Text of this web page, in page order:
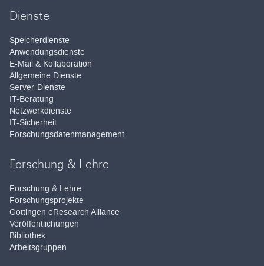
Dienste
Speicherdienste
Anwendungsdienste
E-Mail & Kollaboration
Allgemeine Dienste
Server-Dienste
IT-Beratung
Netzwerkdienste
IT-Sicherheit
Forschungsdatenmanagement
Forschung & Lehre
Forschung & Lehre
Forschungsprojekte
Göttingen eResearch Alliance
Veröffentlichungen
Bibliothek
Arbeitsgruppen